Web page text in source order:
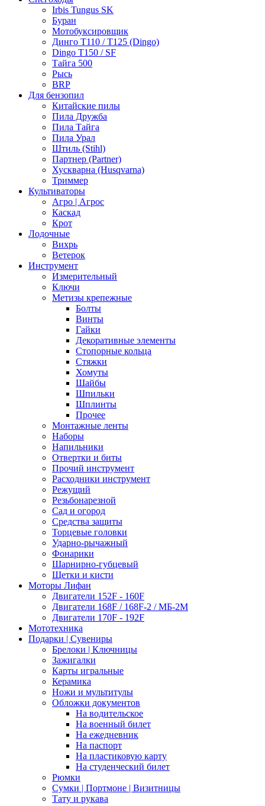
Irbis Tungus SK
Буран
Мотобуксировщик
Динго T110 / T125 (Dingo)
Dingo T150 / SF
Тайга 500
Рысь
BRP
Для бензопил
Китайские пилы
Пила Дружба
Пила Тайга
Пила Урал
Штиль (Stihl)
Партнер (Partner)
Хускварна (Husqvarna)
Триммер
Культиваторы
Агро | Агрос
Каскад
Крот
Лодочные
Вихрь
Ветерок
Инструмент
Измерительный
Ключи
Метизы крепежные
Болты
Винты
Гайки
Декоративные элементы
Стопорные кольца
Стяжки
Хомуты
Шайбы
Шпильки
Шплинты
Прочее
Монтажные ленты
Наборы
Напильники
Отвертки и биты
Прочий инструмент
Расходники инструмент
Режущий
Резьбонарезной
Сад и огород
Средства защиты
Торцевые головки
Ударно-рычажный
Фонарики
Шарнирно-губцевый
Щетки и кисти
Моторы Лифан
Двигатели 152F - 160F
Двигатели 168F / 168F-2 / МБ-2М
Двигатели 170F - 192F
Мототехника
Подарки | Сувениры
Брелоки | Ключницы
Зажигалки
Карты игральные
Керамика
Ножи и мультитулы
Обложки документов
На водительское
На военный билет
На ежедневник
На паспорт
На пластиковую карту
На студенческий билет
Рюмки
Сумки | Портмоне | Визитницы
Тату и рукава